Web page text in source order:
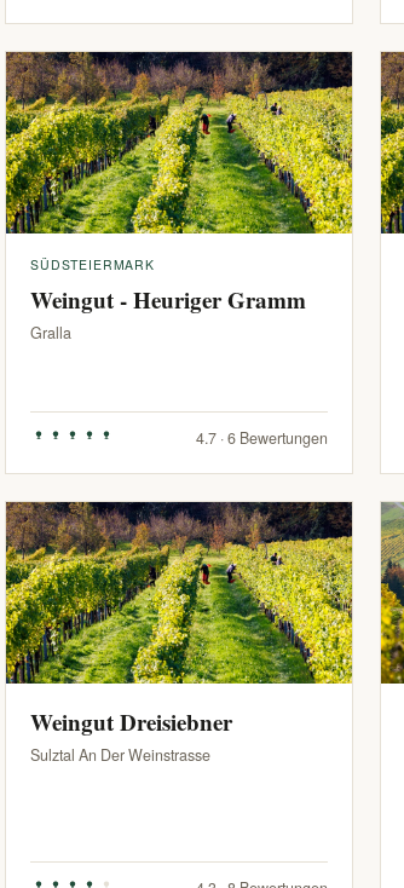
SÜDSTEIERMARK
Weingut - Heuriger Gramm
Gralla
4.7 · 6 Bewertungen
Weingut Dreisiebner
Sulztal An Der Weinstrasse